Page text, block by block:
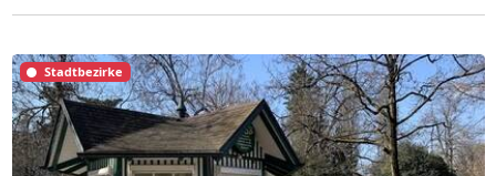
Stadtbezirke